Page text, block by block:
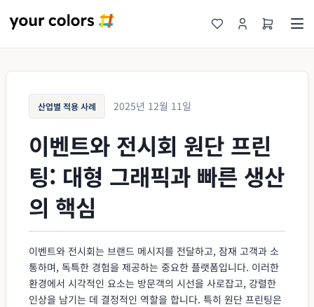
산업별 적용 사례 2025년 12월 11일
이벤트와 전시회 원단 프린
팅: 대형 그래픽과 빠른 생산
의 핵심
이벤트와 전시회는 브랜드 메시지를 전달하고, 잠재 고객과 소
통하며, 독특한 경험을 제공하는 중요한 플랫폼입니다. 이러한
환경에서 시각적인 요소는 방문객의 시선을 사로잡고, 강렬한
인상을 남기는 데 결정적인 역할을 합니다. 특히 원단 프린팅은